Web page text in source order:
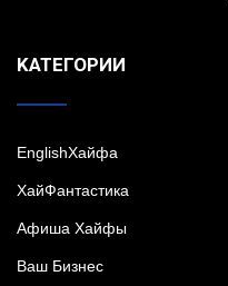
KАТЕГОРИИ
EnglishХайфа
XайФантастика
Афиша Хайфы
Ваш Бизнес